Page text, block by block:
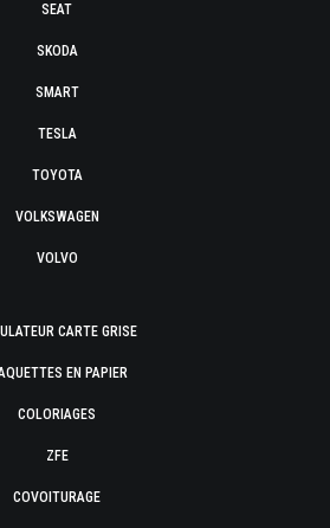
SEAT
SKODA
SMART
TESLA
TOYOTA
VOLKSWAGEN
VOLVO
CARTE GRISE
EN PAPIER
COLORIAGES
ZFE
COVOITURAGE